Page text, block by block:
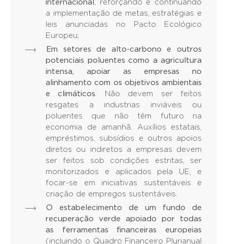
internacional , reforçando e continuando
a implementação de metas, estratégias e
leis anunciadas no Pacto Ecológico
Europeu;
Em setores de alto-carbono e outros
potenciais poluentes como a agricultura
intensa, apoiar as empresas no
alinhamento com os objetivos ambientais
e climáticos. Não devem ser feitos
resgates a industrias inviáveis ou
poluentes que não têm futuro na
economia de amanhã. Auxílios estatais,
empréstimos, subsídios e outros apoios
diretos ou indiretos a empresas devem
ser feitos sob condições estritas, ser
monitorizados e aplicados pela UE, e
focar-se em iniciativas sustentáveis e
criação de empregos sustentáveis.
O estabelecimento de um fundo de
recuperação verde apoiado por todas
as ferramentas financeiras europeias
(incluindo o Quadro Financeiro Plurianual